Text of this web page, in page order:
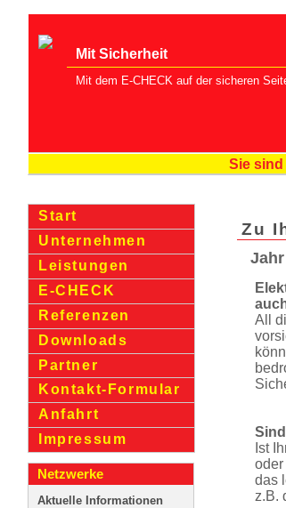
Mit Sicherheit
Mit dem E-CHECK auf der sicheren
Sie
Zu
All
Ist
oder
das
z.B.
Start
Unternehmen
Leistungen
E-CHECK
Referenzen
Downloads
Partner
Kontakt-Formular
Anfahrt
Impressum
Netzwerke
Aktuelle Informationen